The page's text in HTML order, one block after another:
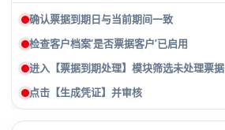
确认票据到期日与当前期间一致
检查客户档案‘是否票据客户’已启用
进入【票据到期处理】模块筛选未处理票据
点击【生成凭证】并审核